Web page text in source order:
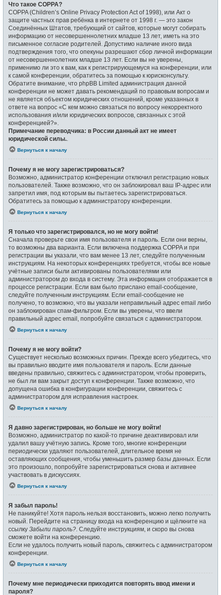
Что такое COPPA?
COPPA (Children’s Online Privacy Protection Act of 1998), или Акт о
защите частных прав ребёнка в интернете от 1998 г. — это закон
Соединённых Штатов, требующий от сайтов, которые могут собирать
информацию от несовершеннолетних младше 13 лет, иметь на это
письменное согласие родителей. Допустимо наличие иного вида
подтверждения того, что опекуны разрешают сбор личной информации
от несовершеннолетних младше 13 лет. Если вы не уверены,
применимо ли это к вам, как к регистрирующемуся на конференции, или
к самой конференции, обратитесь за помощью к юрисконсульту.
Обратите внимание, что phpBB Limited администрация данной
конференции не может давать рекомендаций по правовым вопросам и
не является объектом юридических отношений, кроме указанных в
ответе на вопрос «С кем можно связаться по вопросу некорректного
использования и/или юридических вопросов, связанных с этой
конференцией?».
Примечание переводчика: в России данный акт не имеет
юридической силы.
Вернуться к началу
Почему я не могу зарегистрироваться?
Возможно, администратор конференции отключил регистрацию новых
пользователей. Также возможно, что он заблокировал ваш IP-адрес или
запретил имя, под которым вы пытаетесь зарегистрироваться.
Обратитесь за помощью к администратору конференции.
Вернуться к началу
Я только что зарегистрировался, но не могу войти!
Сначала проверьте свои имя пользователя и пароль. Если они верны,
то возможны два варианта. Если включена поддержка COPPA и при
регистрации вы указали, что вам менее 13 лет, следуйте полученным
инструкциям. На некоторых конференциях требуется, чтобы все новые
учётные записи были активированы пользователями или
администратором до входа в систему. Эта информация отображается в
процессе регистрации. Если вам было прислано email-сообщение,
следуйте полученным инструкциям. Если email-сообщение не
получено, то возможно, что вы указали неправильный адрес email либо
он заблокирован спам-фильтром. Если вы уверены, что ввели
правильный адрес email, попробуйте связаться с администратором.
Вернуться к началу
Почему я не могу войти?
Существует несколько возможных причин. Прежде всего убедитесь, что
вы правильно вводите имя пользователя и пароль. Если данные
введены правильно, свяжитесь с администратором, чтобы проверить,
не был ли вам закрыт доступ к конференции. Также возможно, что
допущена ошибка в конфигурации конференции, свяжитесь с
администратором для исправления настроек.
Вернуться к началу
Я давно зарегистрирован, но больше не могу войти!
Возможно, администратор по какой-то причине деактивировал или
удалил вашу учётную запись. Кроме того, многие конференции
периодически удаляют пользователей, длительное время не
оставляющих сообщения, чтобы уменьшить размер базы данных. Если
это произошло, попробуйте зарегистрироваться снова и активнее
участвовать в дискуссиях.
Вернуться к началу
Я забыл пароль!
Не паникуйте! Хотя пароль нельзя восстановить, можно легко получить
новый. Перейдите на страницу входа на конференцию и щёлкните на
ссылку Забыли пароль? . Следуйте инструкциям, и скоро вы снова
сможете войти на конференцию.
Если не удалось получить новый пароль, свяжитесь с администратором
конференции.
Вернуться к началу
Почему мне периодически приходится повторять ввод имени и
пароля?